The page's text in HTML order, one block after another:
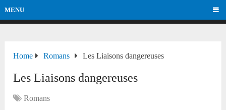
MENU
Home Romans Les Liaisons dangereuses
Les Liaisons dangereuses
Romans